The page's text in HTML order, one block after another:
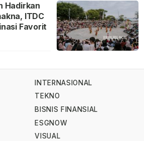
Hadirkan
ITDC
Favorit
INTERNASIONAL
TEKNO
BISNIS FINANSIAL
ESGNOW
VISUAL